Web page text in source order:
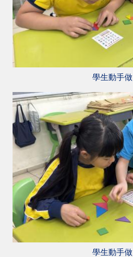
學生動手做
學生動手做